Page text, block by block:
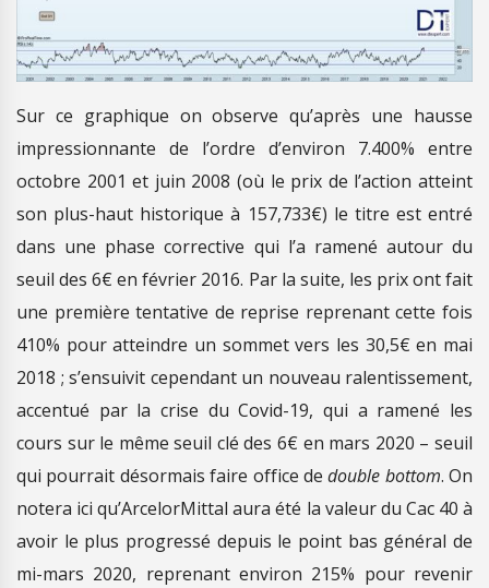
Sur ce graphique on observe qu’après une hausse
impressionnante de l’ordre d’environ 7.400% entre
octobre 2001 et juin 2008 (où le prix de l’action atteint
son plus-haut historique à 157,733€) le titre est entré
dans une phase corrective qui l’a ramené autour du
seuil des 6€ en février 2016. Par la suite, les prix ont fait
une première tentative de reprise reprenant cette fois
410% pour atteindre un sommet vers les 30,5€ en mai
2018 ; s’ensuivit cependant un nouveau ralentissement,
accentué par la crise du Covid-19, qui a ramené les
cours sur le même seuil clé des 6€ en mars 2020 – seuil
qui pourrait désormais faire office dedouble bottom. On
notera ici qu’ArcelorMittal aura été la valeur du Cac 40 à
avoir le plus progressé depuis le point bas général de
mi-mars 2020, reprenant environ 215% pour revenir